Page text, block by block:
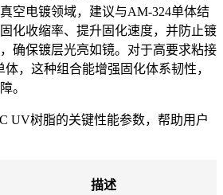
空电镀领域，建议与AM-324单体结
化收缩率、提升固化速度，并防止镀
确保镀层光亮如镜。对于高要求粘接
，这种组合能增强固化体系韧性，
。
UV树脂的关键性能参数，帮助用户
描述